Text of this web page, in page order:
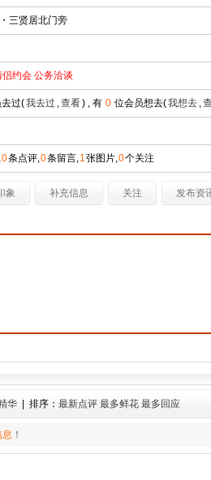
三贤居北门旁
约会 公务洽谈
过(我去过 ,查看) , 有 0 位会员想去(我想去 ,
0条点评,0条留言,1张图片,0个关注
象 补充信息 关注 发布资
华 | 排序： 最新点评 最多鲜花 最多回应
息 ！